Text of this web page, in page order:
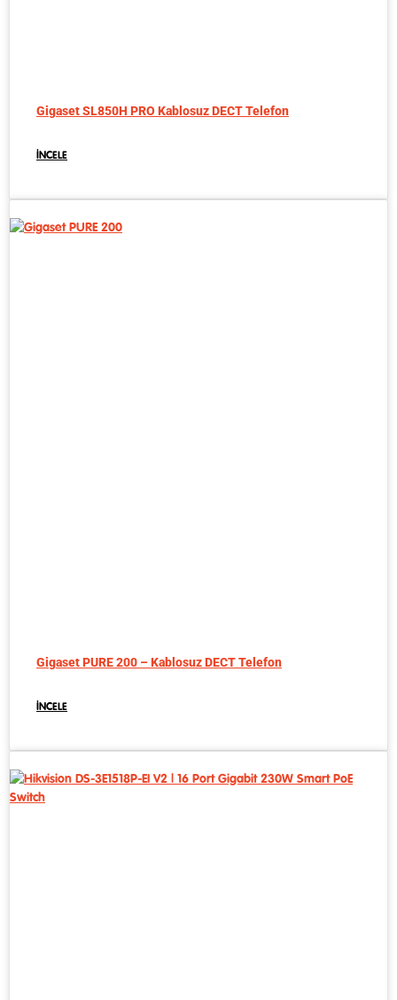
Gigaset SL850H PRO Kablosuz DECT Telefon
İNCELE
Gigaset PURE 200 – Kablosuz DECT Telefon
İNCELE